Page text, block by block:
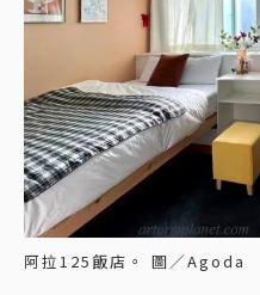
阿拉125飯店。 圖／Agoda